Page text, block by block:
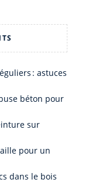
: astuces
béton pour
sur
pour un
dans le bois